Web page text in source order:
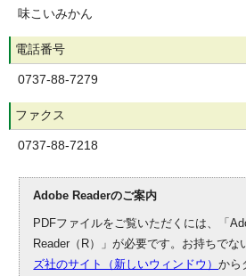
味こいみかん
電話番号
0737-88-7279
ファクス
0737-88-7218
Adobe Readerのご案内
PDFファイルをご覧いただくには、「
Reader（R）」が必要です。お持ちでな
ズ社のサイト（新しいウィンドウ）から